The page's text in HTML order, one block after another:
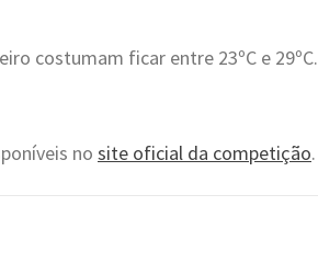
costumam ficar entre 23ºC e 29ºC.
no site oficial da competição.